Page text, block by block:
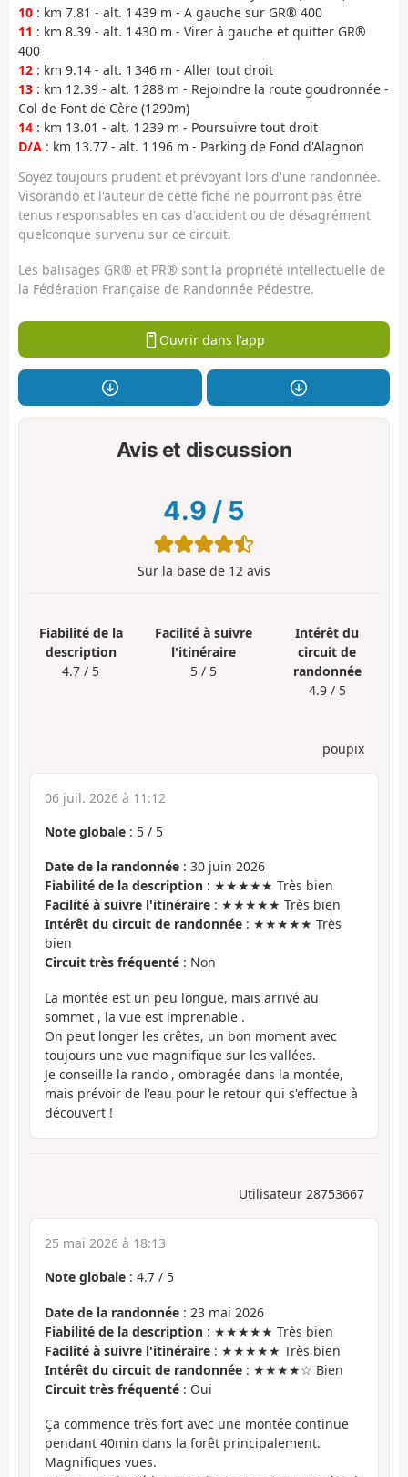
10 : km 7.81 - alt. 1 439 m - A gauche sur GR® 400
11 : km 8.39 - alt. 1 430 m - Virer à gauche et quitter GR®
400
12 : km 9.14 - alt. 1 346 m - Aller tout droit
13 : km 12.39 - alt. 1 288 m - Rejoindre la route goudronnée -
Col de Font de Cère (1290m)
14 : km 13.01 - alt. 1 239 m - Poursuivre tout droit
D/A : km 13.77 - alt. 1 196 m - Parking de Fond d'Alagnon
Soyez toujours prudent et prévoyant lors d'une randonnée.
Visorando et l'auteur de cette fiche ne pourront pas être
tenus responsables en cas d'accident ou de désagrément
quelconque survenu sur ce circuit.
Les balisages GR® et PR® sont la propriété intellectuelle de
la Fédération Française de Randonnée Pédestre.
Ouvrir dans l'app
Avis et discussion
4.9 / 5
Sur la base de 12 avis
Fiabilité de la
description
4.7 / 5
Facilité à suivre
l'itinéraire
5 / 5
Intérêt du
circuit de
randonnée
4.9 / 5
poupix
06 juil. 2026 à 11:12
Note globale : 5 / 5
Date de la randonnée : 30 juin 2026
Fiabilité de la description : ★★★★★ Très bien
Facilité à suivre l'itinéraire : ★★★★★ Très bien
Intérêt du circuit de randonnée : ★★★★★ Très
bien
Circuit très fréquenté : Non
La montée est un peu longue, mais arrivé au
sommet , la vue est imprenable .
On peut longer les crêtes, un bon moment avec
toujours une vue magnifique sur les vallées.
Je conseille la rando , ombragée dans la montée,
mais prévoir de l'eau pour le retour qui s'effectue à
découvert !
Utilisateur 28753667
25 mai 2026 à 18:13
Note globale : 4.7 / 5
Date de la randonnée : 23 mai 2026
Fiabilité de la description : ★★★★★ Très bien
Facilité à suivre l'itinéraire : ★★★★★ Très bien
Intérêt du circuit de randonnée : ★★★★☆ Bien
Circuit très fréquenté : Oui
Ça commence très fort avec une montée continue
pendant 40min dans la forêt principalement.
Magnifiques vues.